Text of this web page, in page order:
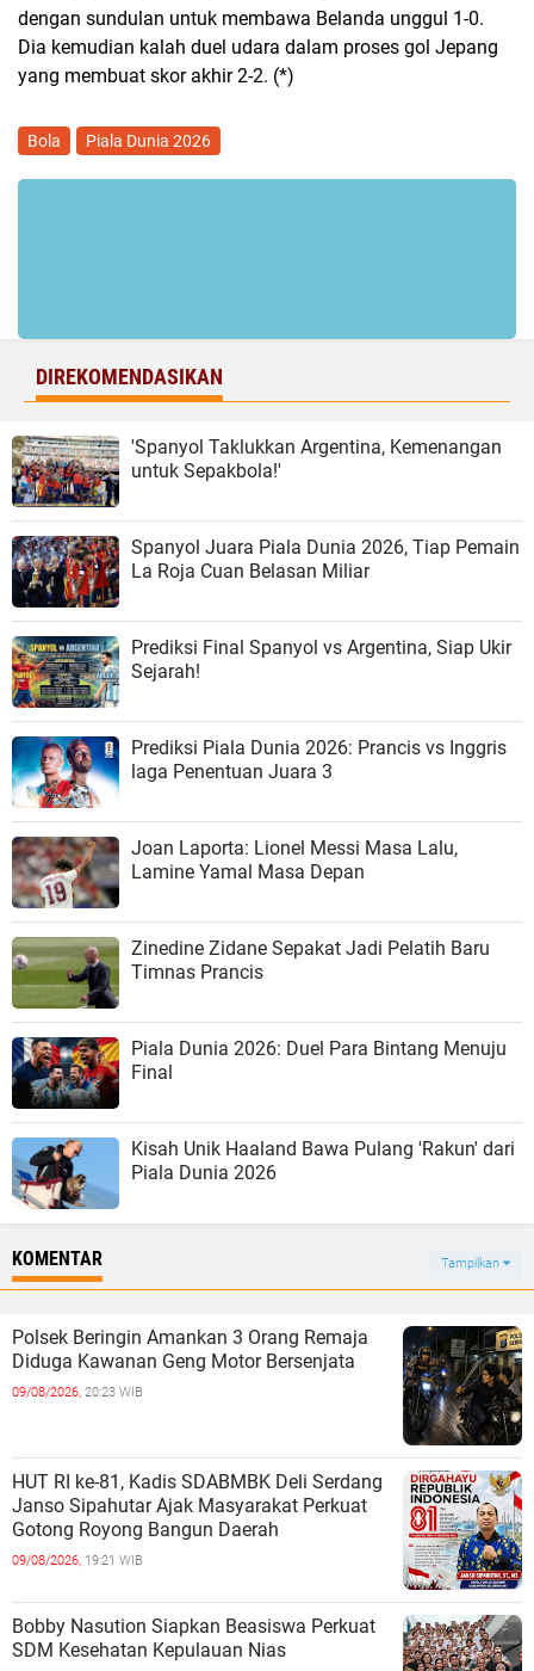
dengan sundulan untuk membawa Belanda unggul 1-0.
Dia kemudian kalah duel udara dalam proses gol Jepang
yang membuat skor akhir 2-2. (*)
Bola Piala Dunia 2026
DIREKOMENDASIKAN
'Spanyol Taklukkan Argentina, Kemenangan
untuk Sepakbola!'
Spanyol Juara Piala Dunia 2026, Tiap Pemain
La Roja Cuan Belasan Miliar
Prediksi Final Spanyol vs Argentina, Siap Ukir
Sejarah!
Prediksi Piala Dunia 2026: Prancis vs Inggris
laga Penentuan Juara 3
Joan Laporta: Lionel Messi Masa Lalu,
Lamine Yamal Masa Depan
Zinedine Zidane Sepakat Jadi Pelatih Baru
Timnas Prancis
Piala Dunia 2026: Duel Para Bintang Menuju
Final
Kisah Unik Haaland Bawa Pulang 'Rakun' dari
Piala Dunia 2026
KOMENTAR Tampilkan
Polsek Beringin Amankan 3 Orang Remaja
Diduga Kawanan Geng Motor Bersenjata
09/08/2026, 20:23 WIB
‎HUT RI ke-81, Kadis SDABMBK Deli Serdang
Janso Sipahutar Ajak Masyarakat Perkuat
Gotong Royong Bangun Daerah
09/08/2026, 19:21 WIB
Bobby Nasution Siapkan Beasiswa Perkuat
SDM Kesehatan Kepulauan Nias